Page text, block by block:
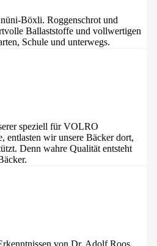
Böxli. Roggenschrot und
Ballaststoffe und vollwertigen
Schule und unterwegs.
speziell für VOLRO
entlasten wir unsere Bäcker dort,
Denn wahre Qualität entsteht
von Dr. Adolf Roos,